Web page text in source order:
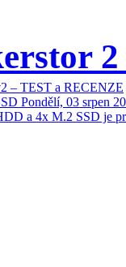
– TEST a RECENZE
Pondělí, 03 srpen
a 4x M.2 SSD je